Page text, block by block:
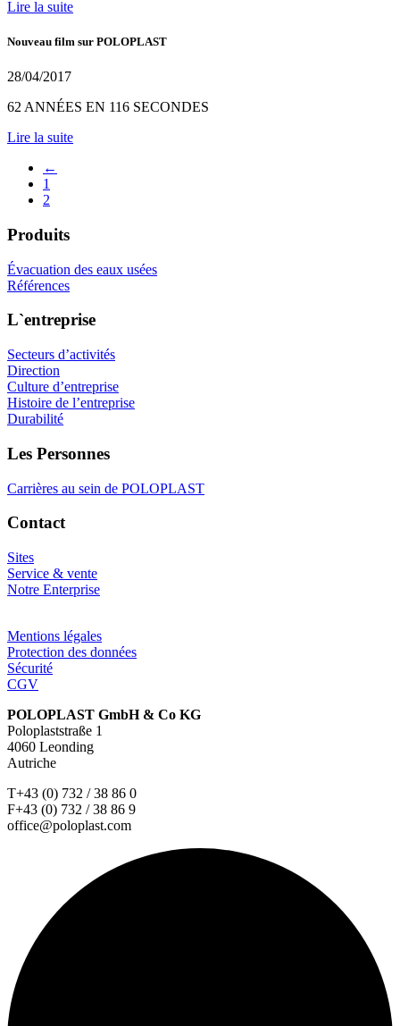
Lire la suite
Nouveau film sur POLOPLAST
28/04/2017
62 ANNÉES EN 116 SECONDES
Lire la suite
←
1
2
Produits
Évacuation des eaux usées
Références
L`entreprise
Secteurs d’activités
Direction
Culture d’entreprise
Histoire de l’entreprise
Durabilité
Les Personnes
Carrières au sein de POLOPLAST
Contact
Sites
Service & vente
Notre Enterprise
Mentions légales
Protection des données
Sécurité
CGV
POLOPLAST GmbH & Co KG
Poloplaststraße 1
4060 Leonding
Autriche
T+43 (0) 732 / 38 86 0
F+43 (0) 732 / 38 86 9
office@poloplast.com